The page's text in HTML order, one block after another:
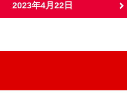
2023年4月22日